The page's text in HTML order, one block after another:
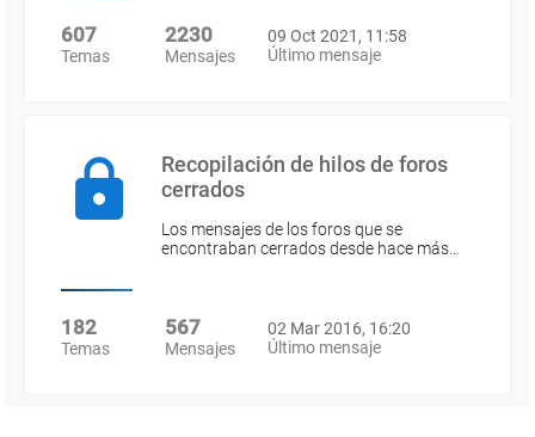
607
Temas
2230
Mensajes
09 Oct 2021, 11:58
Último mensaje
Recopilación de hilos de foros
cerrados
Los mensajes de los foros que se
encontraban cerrados desde hace más…
182
Temas
567
Mensajes
02 Mar 2016, 16:20
Último mensaje